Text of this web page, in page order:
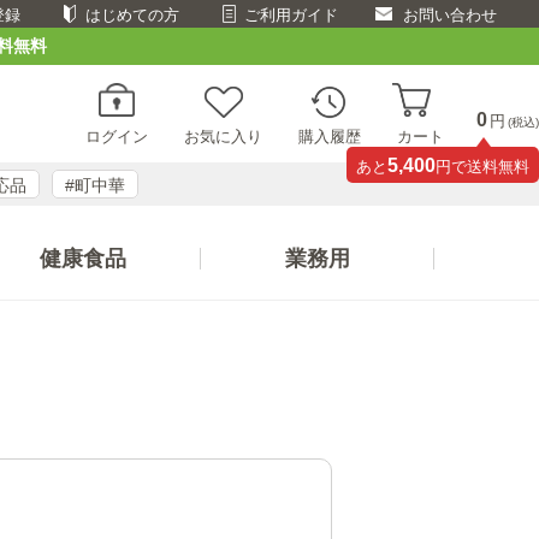
録 はじめての方 ご利用ガイド お問い合わせ
無料
ログイン お気に入り 購入履歴 カート
0 円 (税込)
あと 5,400円で送料無料
品 #町中華
健康食品 業務用